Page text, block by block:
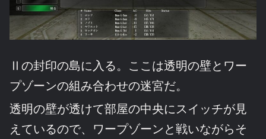
Ⅱの封印の島に入る。ここは透明の壁とワー
プゾーンの組み合わせの迷宮だ。
透明の壁が透けて部屋の中央にスイッチが見
えているので、ワープゾーンと戦いながらそ